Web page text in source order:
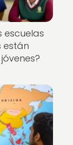
escuelas
están